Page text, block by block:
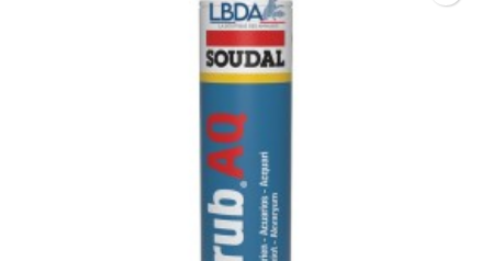
décor
de
fond
80
ml